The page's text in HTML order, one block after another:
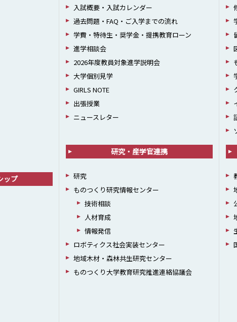
ップ
入試概要・入試カレンダー
過去問題・FAQ・ご入学までの流れ
学費・特待生・奨学金・提携教育ローン
進学相談会
2026年度教員対象進学説明会
大学個別見学
GIRLS NOTE
出張授業
ニュースレター
研究・産学官連携
研究
ものつくり研究情報センター
技術相談
人材育成
情報発信
ロボティクス社会実装センター
地域木材・森林共生研究センター
ものつくり大学教育研究推進連絡協議会